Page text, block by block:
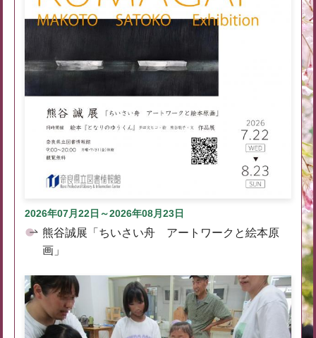
2026年07月22日～2026年08月23日
熊谷誠展「ちいさい舟 アートワークと絵本原
画」